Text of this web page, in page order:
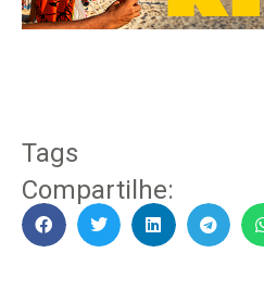
Tags
Compartilhe: